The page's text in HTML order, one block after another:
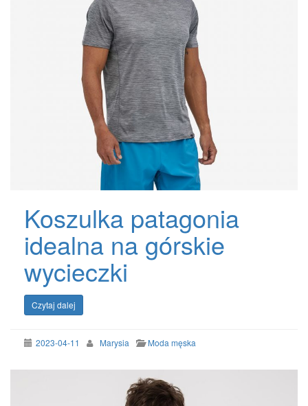
Koszulka patagonia
idealna na górskie
wycieczki
Czytaj dalej
2023-04-11 Marysia Moda męska